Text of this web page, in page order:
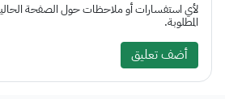
لأي استفسارات أو ملاحظات حول الصفحة
المطلوبة.
أضف تعليق